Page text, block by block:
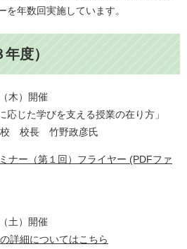
年数回実施しています。
度）
木）開催
じた学びを支える授業の在り方」
校長 竹野政彦氏
ナー（第１回）フライヤー (PDFファ
土）開催
詳細についてはこちら